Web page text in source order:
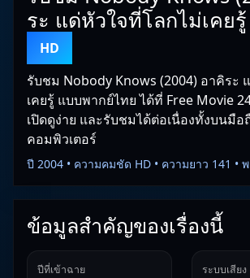
ระ แด่หัวใจที่โลกไม่เคย
HD
รับชม Nobody Knows (2004) อาคิระ
เคยรู้ แบบพากย์ไทย ได้ที่ Free Movie
เปิดดูง่าย และรับชมได้ต่อเนื่องทั้งบนมือ
คอมพิวเตอร์
ปี 2004 • ความคมชัด HD • ความยาว 141 •
ข้อมูลสำคัญของเรื่องนี้
ปีที่เข้าฉาย ระบบเสียง